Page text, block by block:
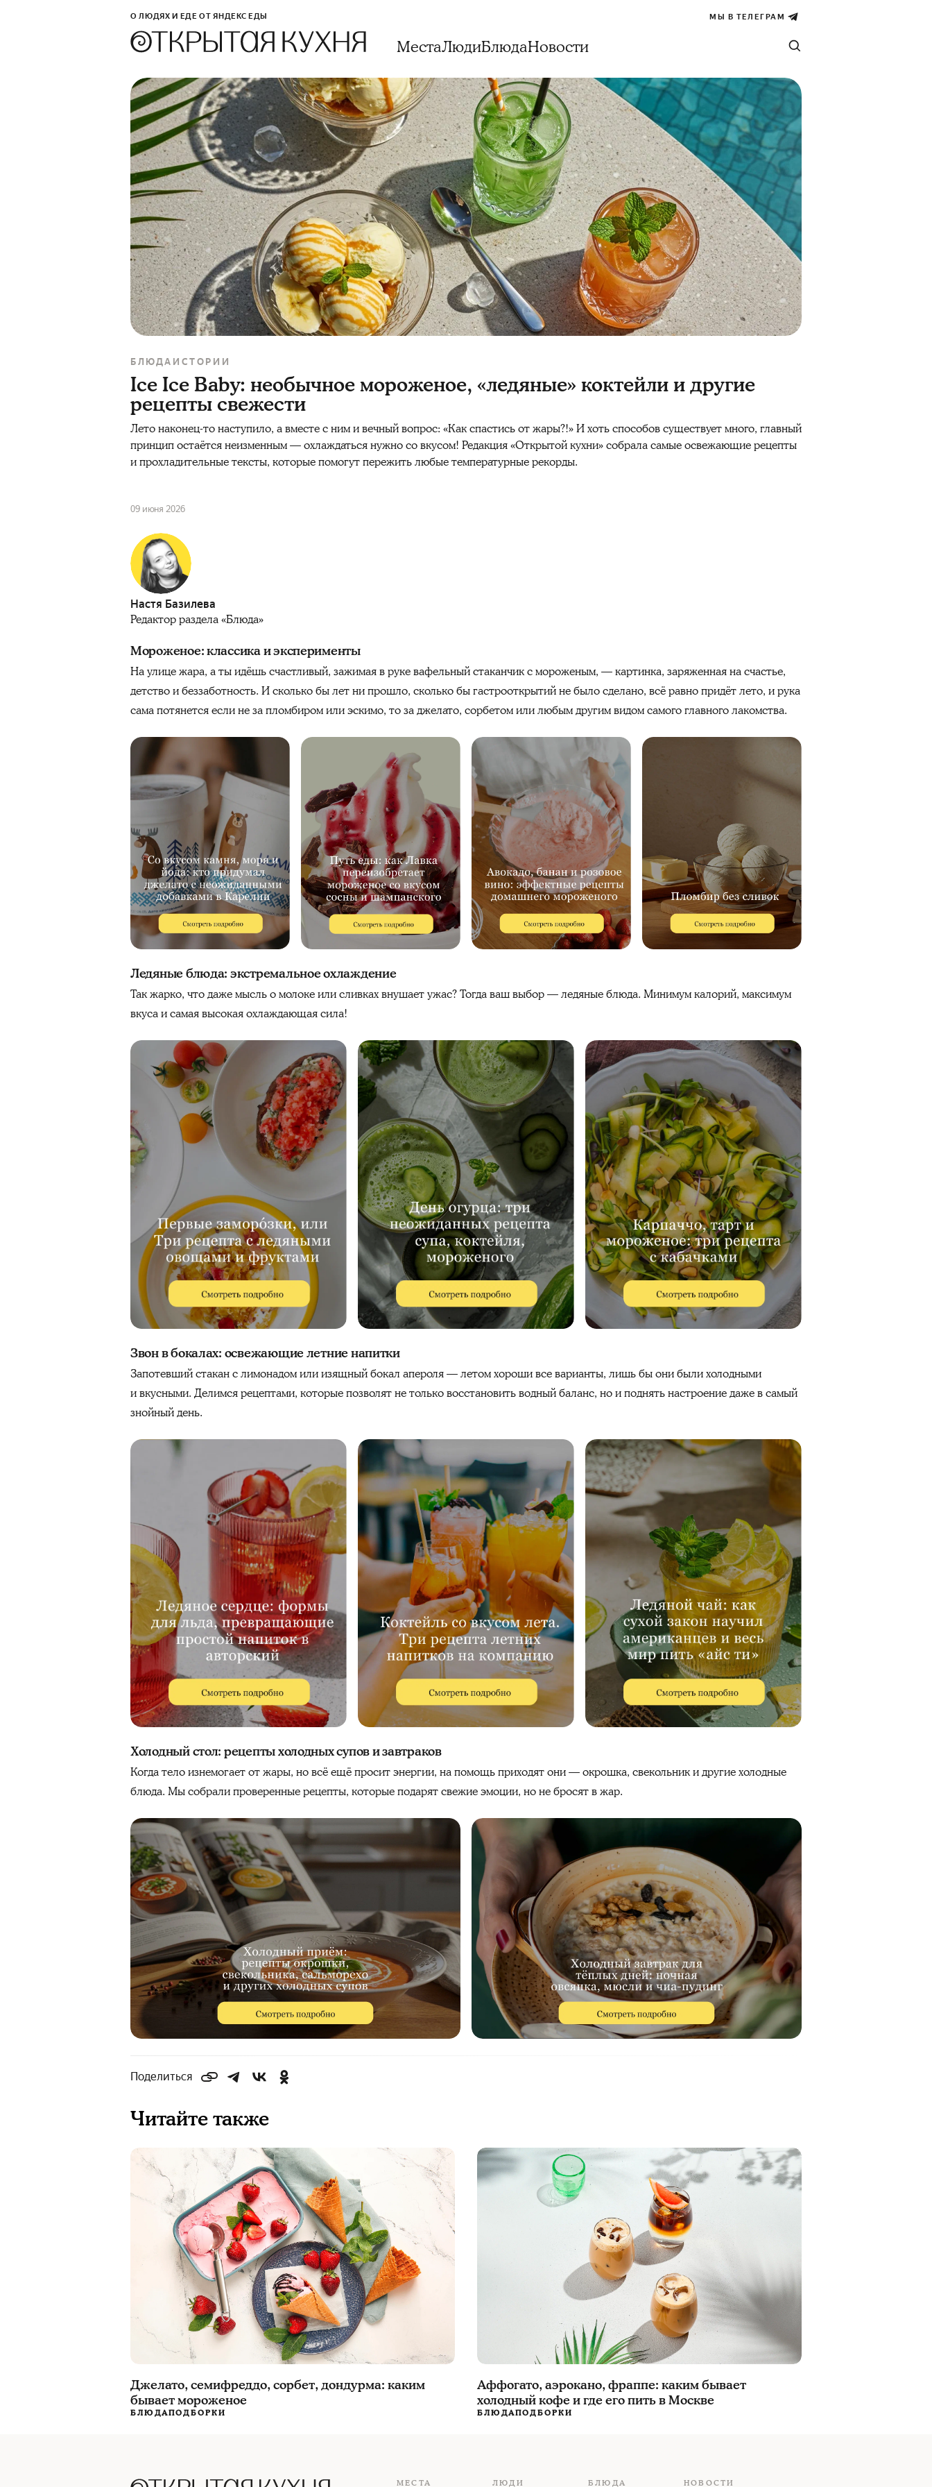
О ЛЮДЯХ И ЕДЕ ОТ ЯНДЕКС ЕДЫ МЫ В ТЕЛЕГРАМ
МестаЛюдиБлюдаНовости
БЛЮДА ИСТОРИИ
Ice Ice Baby: необычное мороженое, «ледяные» коктейли и другие
рецепты свежести
Лето наконец-то наступило, а вместе с ним и вечный вопрос: «Как спастись от жары?!» И хоть способов существует много, главный
принцип остаётся неизменным — охлаждаться нужно со вкусом! Редакция «Открытой кухни» собрала самые освежающие рецепты
и прохладительные тексты, которые помогут пережить любые температурные рекорды.
09 июня 2026
Настя Базилева
Редактор раздела «Блюда»
Мороженое: классика и эксперименты
На улице жара, а ты идёшь счастливый, зажимая в руке вафельный стаканчик с мороженым, — картинка, заряженная на счастье,
детство и беззаботность. И сколько бы лет ни прошло, сколько бы гастрооткрытий не было сделано, всё равно придёт лето, и рука
сама потянется если не за пломбиром или эскимо, то за джелато, сорбетом или любым другим видом самого главного лакомства.
Ледяные блюда: экстремальное охлаждение
Так жарко, что даже мысль о молоке или сливках внушает ужас? Тогда ваш выбор — ледяные блюда. Минимум калорий, максимум
вкуса и самая высокая охлаждающая сила!
Звон в бокалах: освежающие летние напитки
Запотевший стакан с лимонадом или изящный бокал апероля — летом хороши все варианты, лишь бы они были холодными
и вкусными. Делимся рецептами, которые позволят не только восстановить водный баланс, но и поднять настроение даже в самый
знойный день.
Холодный стол: рецепты холодных супов и завтраков
Когда тело изнемогает от жары, но всё ещё просит энергии, на помощь приходят они — окрошка, свекольник и другие холодные
блюда. Мы собрали проверенные рецепты, которые подарят свежие эмоции, но не бросят в жар.
Поделиться
Читайте также
Джелато, семифреддо, сорбет, дондурма: каким
бывает мороженое
БЛЮДАПОДБОРКИ
Аффогато, аэрокано, фраппе: каким бывает
холодный кофе и где его пить в Москве
БЛЮДАПОДБОРКИ
МЕСТА ЛЮДИ БЛЮДА НОВОСТИ